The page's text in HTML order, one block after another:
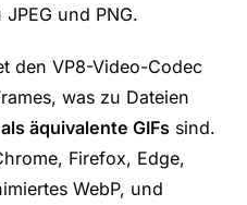
und PNG.
den VP8-Video-Codec
was zu Dateien
äquivalente GIFs sind.
Firefox, Edge,
WebP, und